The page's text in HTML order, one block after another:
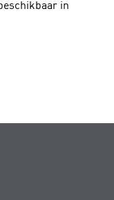
in